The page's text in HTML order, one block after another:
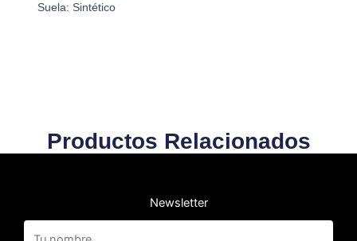
Suela: Sintético
Productos Relacionados
Newsletter